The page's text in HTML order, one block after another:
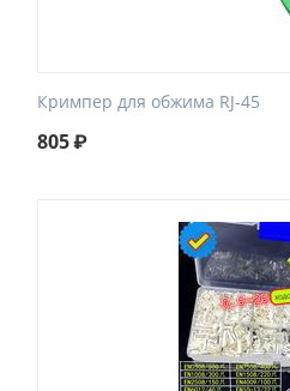
Кримпер для обжима RJ-45
805₽